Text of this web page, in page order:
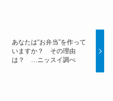
あなたは“お弁当”を作って
いますか？ その理由
は？ …ニッスイ調べ